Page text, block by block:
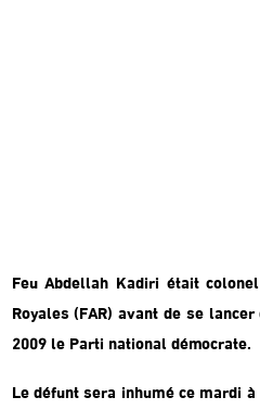
Feu Abdellah Kadiri était
Royales (FAR) avant de se
2009 le Parti national démocrate.
Le défunt sera inhumé ce mardi